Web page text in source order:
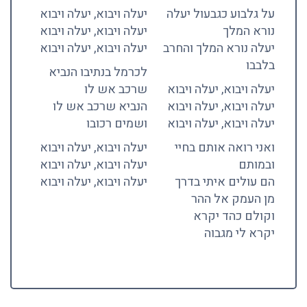
על גלבוע כגבעול יעלה
נורא המלך
יעלה נורא המלך והחרב
בלבבו
יעלה ויבוא, יעלה ויבוא
יעלה ויבוא, יעלה ויבוא
יעלה ויבוא, יעלה ויבוא
ואני רואה אותם בחיי
ובמותם
הם עולים איתי בדרך
מן העמק אל ההר
וקולם כהד יקרא
יקרא לי מגבוה
יעלה ויבוא, יעלה ויבוא
יעלה ויבוא, יעלה ויבוא
יעלה ויבוא, יעלה ויבוא
לכרמל בנתיבו הנביא
שרכב אש לו
הנביא שרכב אש לו
ושמים רכובו
יעלה ויבוא, יעלה ויבוא
יעלה ויבוא, יעלה ויבוא
יעלה ויבוא, יעלה ויבוא